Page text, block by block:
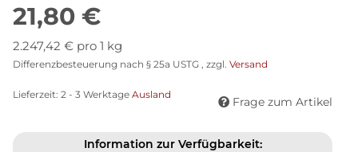
21,80 €
2.247,42 € pro 1 kg
Differenzbesteuerung nach § 25a USTG , zzgl. Versand
Lieferzeit: 2 - 3 Werktage Ausland
Frage zum Artikel
Information zur Verfügbarkeit: